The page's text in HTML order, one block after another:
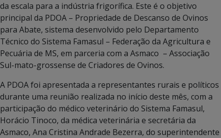
da escala para a indústria frigorífica. Este é o objetivo
principal da PDOA – Propriedade de Descanso de Ovinos
para Abate, sistema desenvolvido pelo Departamento
Técnico do Sistema Famasul – Federação da Agricultura e
Pecuária de MS, em parceria com a Asmaco – Associação
Sul-mato-grossense de Criadores de Ovinos.
A PDOA foi apresentada a representantes rurais e políticos
durante uma reunião realizada no início deste mês, com a
participação do médico veterinário do Sistema Famasul,
Horácio Tinoco, da médica veterinária e secretária da
Asmaco, Ana Cristina Andrade Bezerra, do superintendente